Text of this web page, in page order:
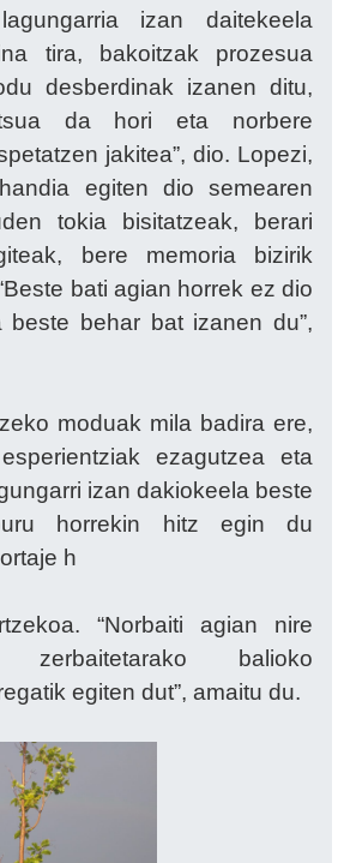
izan daitekeela
tira, bakoitzak prozesua
desberdinak izanen ditu,
da hori eta norbere
jakitea”, dio. Lopezi,
egiten dio semearen
tokia bisitatzeak, berari
bere memoria bizirik
bati agian horrek ez dio
beste behar bat izanen du”,
moduak mila badira ere,
ezagutzea eta
izan dakiokeela beste
horrekin hitz egin du
h
“Norbaiti agian nire
zerbaitetarako balioko
egiten dut”, amaitu du.